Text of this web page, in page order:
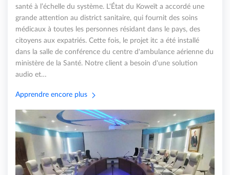
santé à l’échelle du système. L'État du Koweït a accordé une
grande attention au district sanitaire, qui fournit des soins
médicaux à toutes les personnes résidant dans le pays, des
citoyens aux expatriés. Cette fois, le projet itc a été installé
dans la salle de conférence du centre d'ambulance aérienne du
ministère de la Santé. Notre client a besoin d'une solution
audio et…
Apprendre encore plus